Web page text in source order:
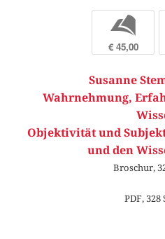
b
€ 45,00
Susanne
Wahrnehmung,
Objektivität und
und den
Broschur,
PDF, 328